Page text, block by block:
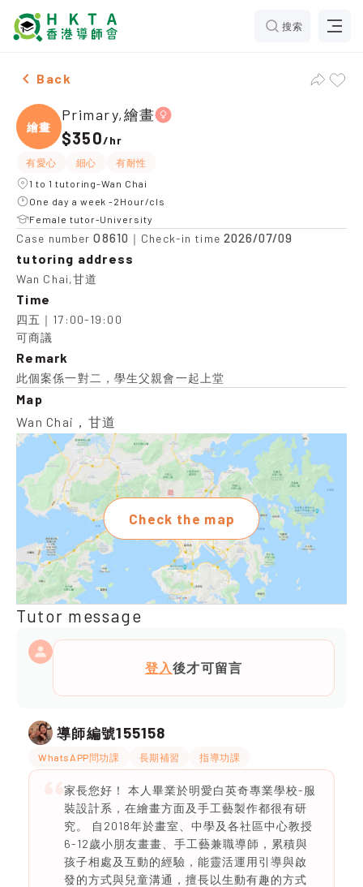
搜索
Female Primary,繪畫，Wan Chai Tuition
Back
繪畫
Primary,繪畫
$350/hr
有愛心 細心
有耐性
1 to 1 tutoring-Wan Chai
One day a week -2Hour/cls
Female tutor-University
Case numberO8610 ｜Check-in time 2026/07/09
tutoring address
Wan Chai,甘道
Time
四五｜17:00-19:00
可商議
Remark
此個案係一對二，學生父親會一起上堂
Map
Wan Chai，甘道
Check the map
Tutor message
登入後才可留言
導師編號155158
WhatsAPP問功課 長期補習 指導功課
家長您好！ 本人畢業於明愛白英奇專業學校-服
裝設計系，在繪畫方面及手工藝製作都很有研
究。 自2018年於畫室、中學及各社區中心教授
6-12歲小朋友畫畫、手工藝兼職導師，累積與
孩子相處及互動的經驗，能靈活運用引導與啟
發的方式與兒童溝通，擅長以生動有趣的方式